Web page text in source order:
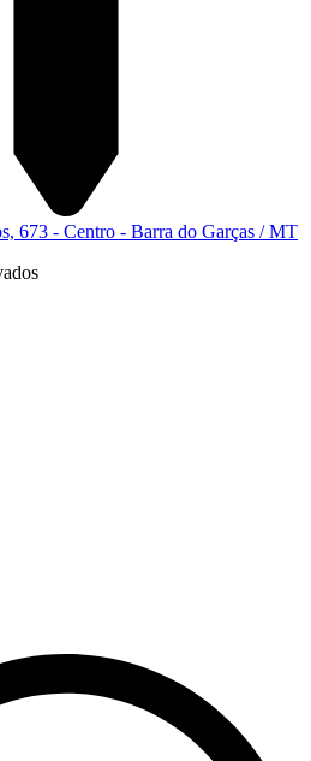
673 - Centro - Barra do Garças / MT